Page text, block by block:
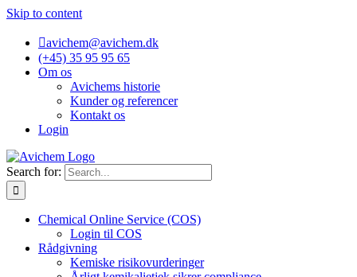
Skip to content
avichem@avichem.dk
(+45) 35 95 95 65
Om os
Avichems historie
Kunder og referencer
Kontakt os
Login
Search for:
Chemical Online Service (COS)
Login til COS
Rådgivning
Kemiske risikovurderinger